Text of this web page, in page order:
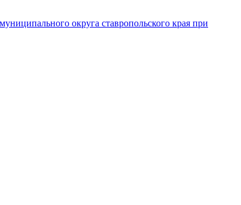
округа ставропольского края при